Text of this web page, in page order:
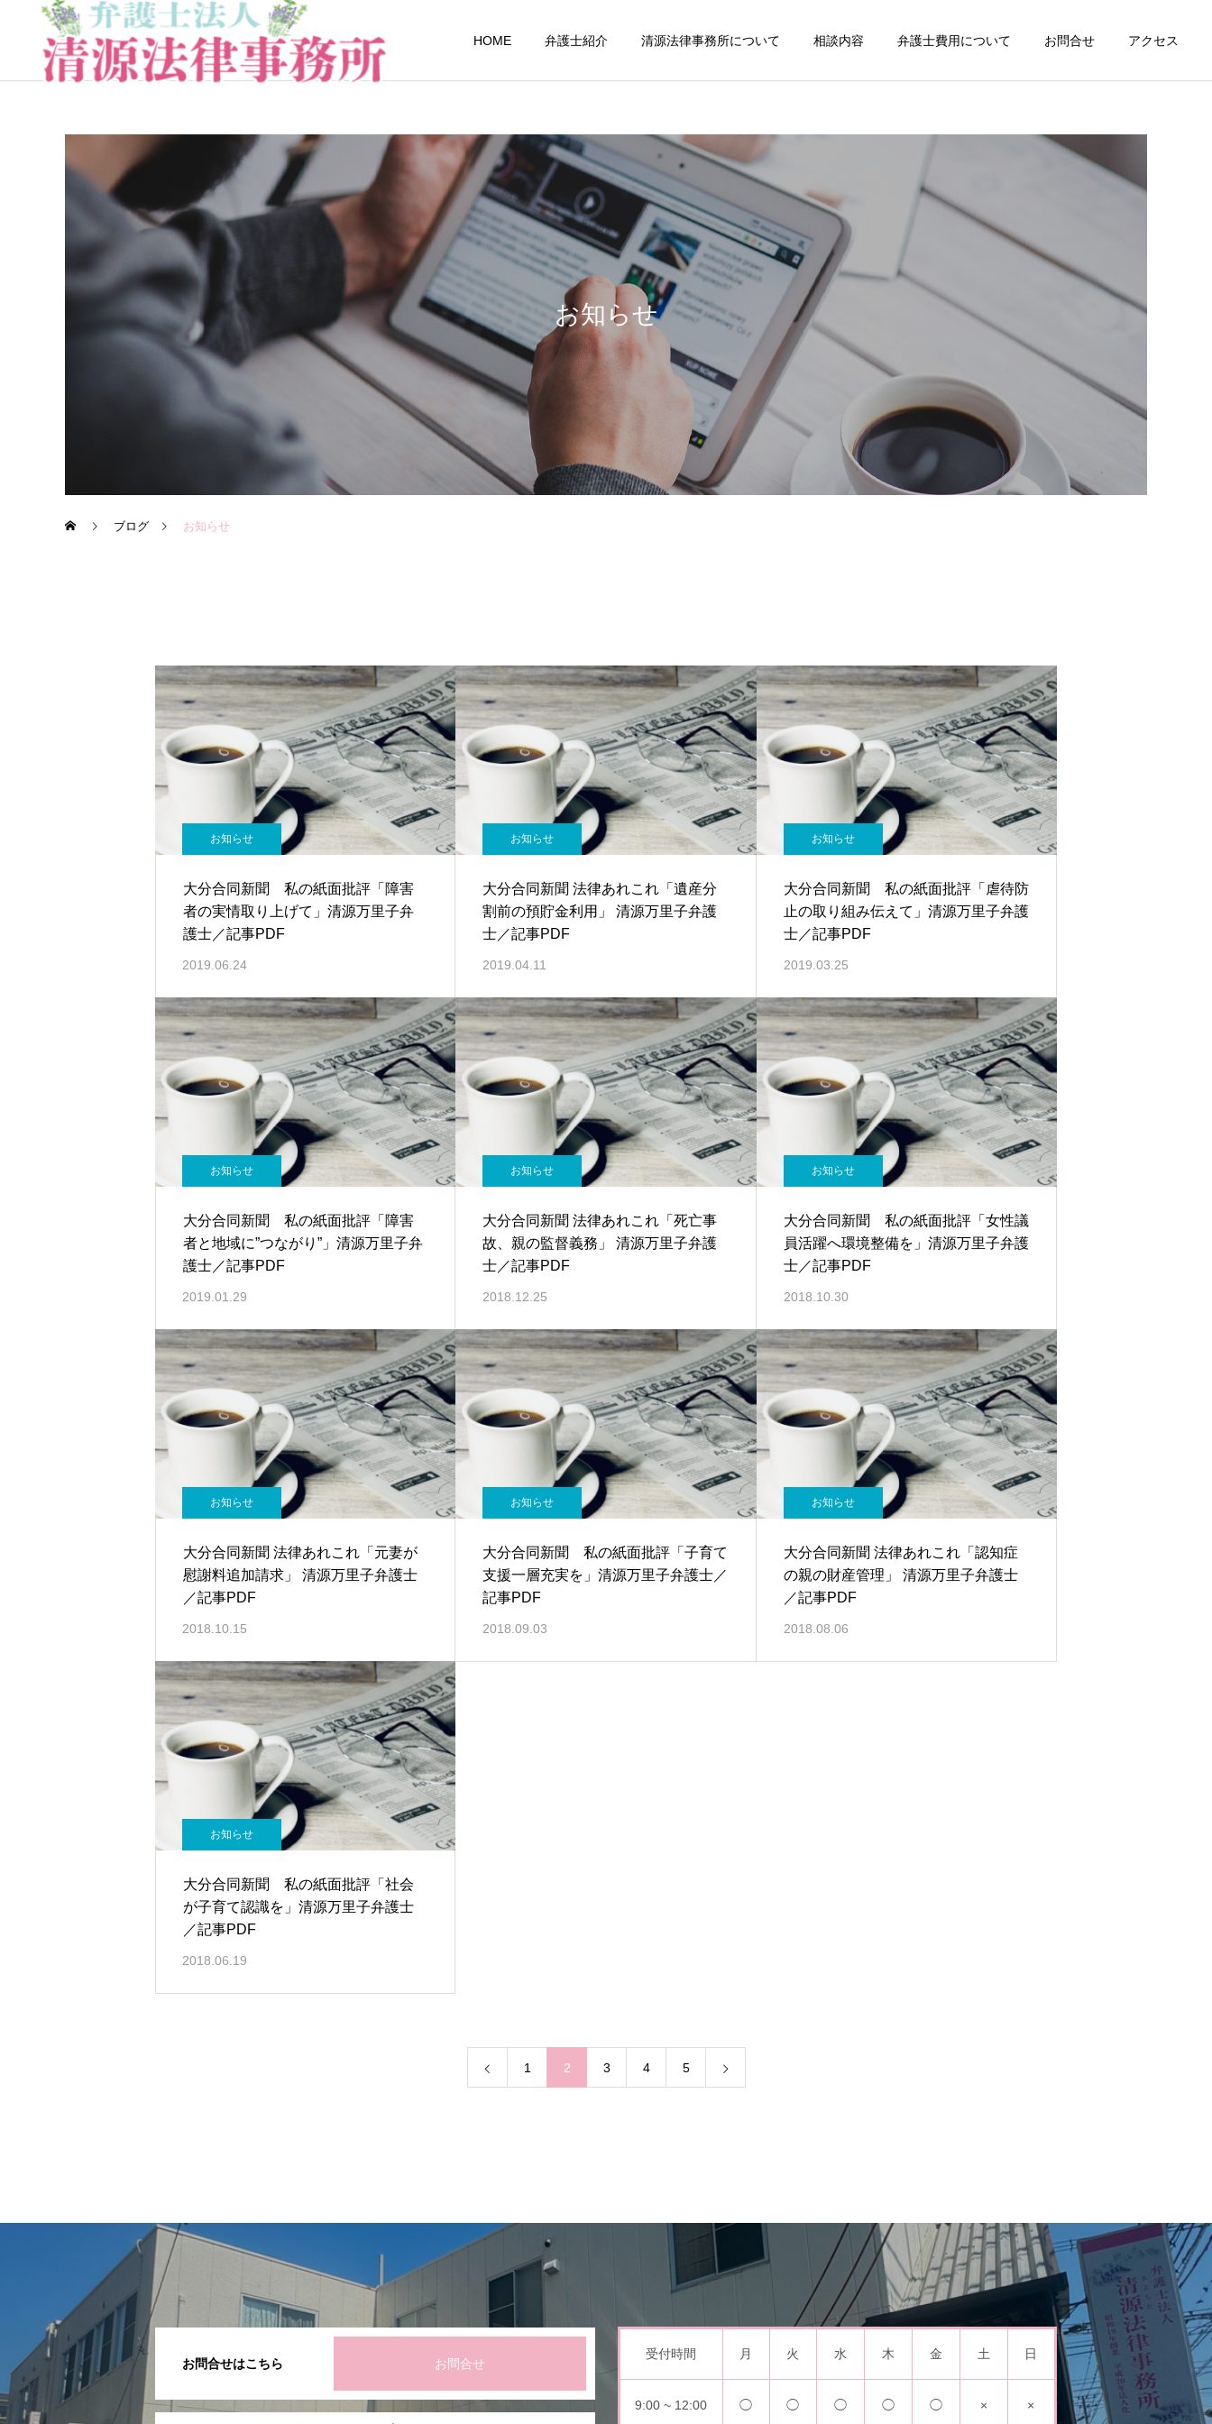
HOME 弁護士紹介 清源法律事務所について 相談内容 弁護士費用について お問合せ アクセス
詳細を見る
一般民事事件 行政事件 外部業務 刑事事件
医療、介護問題 企業法務 倒産整理事件
お知らせ
ブログ お知らせ
お知らせ
大分合同新聞 私の紙面批評「障害
者の実情取り上げて」清源万里子弁
護士／記事PDF
2019.06.24
お知らせ
大分合同新聞 法律あれこれ「遺産分
割前の預貯金利用」 清源万里子弁護
士／記事PDF
2019.04.11
お知らせ
大分合同新聞 私の紙面批評「虐待防
止の取り組み伝えて」清源万里子弁護
士／記事PDF
2019.03.25
お知らせ
大分合同新聞 私の紙面批評「障害
者と地域に”つながり”」清源万里子弁
護士／記事PDF
2019.01.29
お知らせ
大分合同新聞 法律あれこれ「死亡事
故、親の監督義務」 清源万里子弁護
士／記事PDF
2018.12.25
お知らせ
大分合同新聞 私の紙面批評「女性議
員活躍へ環境整備を」清源万里子弁護
士／記事PDF
2018.10.30
お知らせ
大分合同新聞 法律あれこれ「元妻が
慰謝料追加請求」 清源万里子弁護士
／記事PDF
2018.10.15
お知らせ
大分合同新聞 私の紙面批評「子育て
支援一層充実を」清源万里子弁護士／
記事PDF
2018.09.03
お知らせ
大分合同新聞 法律あれこれ「認知症
の親の財産管理」 清源万里子弁護士
／記事PDF
2018.08.06
お知らせ
大分合同新聞 私の紙面批評「社会
が子育て認識を」清源万里子弁護士
／記事PDF
2018.06.19
1 2 3 4 5
お問合せはこちら お問合せ
受付時間 月 火 水 木 金 土 日
9:00 ~ 12:00 ◯ ◯ ◯ ◯ ◯ × ×